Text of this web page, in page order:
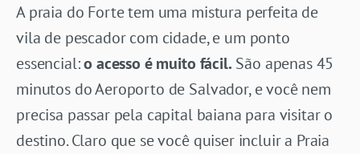
A praia do Forte tem uma mistura perfeita de
vila de pescador com cidade, e um ponto
essencial:o acesso é muito fácil. São apenas 45
minutos do Aeroporto de Salvador, e você nem
precisa passar pela capital baiana para visitar o
destino. Claro que se você quiser incluir a Praia